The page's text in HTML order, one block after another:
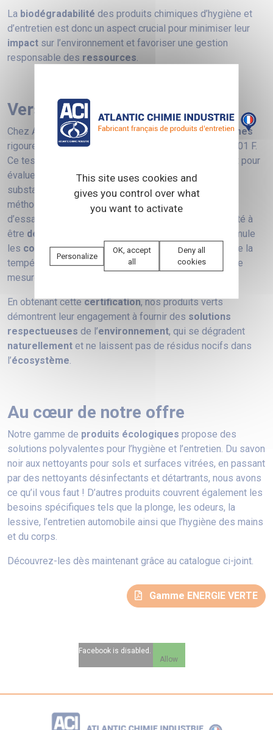
La biodégradabilité des produits chimiques d’hygiène et
d’entretien est donc un aspect crucial pour minimiser leur
impact sur l’environnement et favoriser une gestion
responsable des ressources.
Vers une hygiène durable
Chez ACI, lesproduits vertssont soumis à desnormes
rigoureuses debiodégradabilité
, dont le test OCDE 301 F.
Ce test est une référence reconnue internationalement pour
évaluer la
biodégradabilitéimmédiate ou ultime des
substances chimiques. Conformément à cette
méthodologie, nos produits sont soumis à une série
d’essais en laboratoire visant à déterminer leur capacité à
être dégradés efficacement
. Le test OCDE 301 F simule
les conditions environnementales
réelles, telles que la
température, le pH et la présence de nutriments, afin de
mesurer avec précision la dégradation des produits.
En obtenant cettecertification, nos produits verts
démontrent leur engagement à fournir des solutions
respectueuses de l’environnement, qui se dégradent
naturellement et ne laissent pas de résidus nocifs dans
l’écosystème.
Au cœur de notre offre
Notre gamme de produits écologiques propose des
solutions polyvalentes pour l’hygiène et l’entretien. Du savon
noir aux nettoyants pour sols et surfaces vitrées, en passant
par des nettoyants désinfectants et détartrants, nous avons
ce qu’il vous faut ! D’autres produits couvrent également les
besoins spécifiques tels que la plonge, les odeurs, la
lessive, l’entretien automobile ainsi que l’hygiène des mains
et du corps.
Découvrez-les dès maintenant grâce au catalogue ci-joint.
Gamme ENERGIE VERTE
Facebook is disabled.
Allow
This site uses cookies and
gives you control over what
you want to activate
Personalize
OK, accept
all
Deny all
cookies